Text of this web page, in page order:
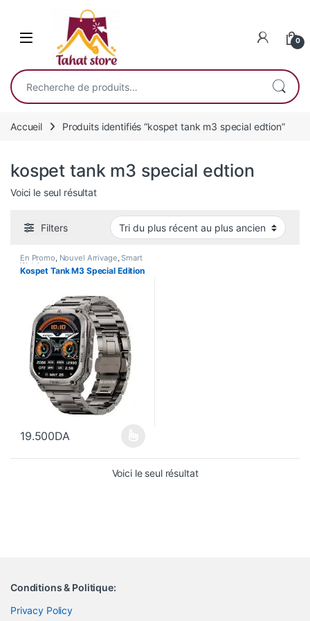
0
Recherche pour :
Accueil Produits identifiés “kospet tank m3 special edtion”
kospet tank m3 special edtion
Voici le seul résultat
Filters
En Promo, Nouvel Arrivage,Smart
Watch
Kospet Tank M3 Special Edition
19.500DA
Ce produit a plusieurs variations. Les options peuvent être
Voici le seul résultat
Conditions & Politique:
Privacy Policy